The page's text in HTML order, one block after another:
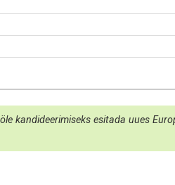
kandideerimiseks esitada uues